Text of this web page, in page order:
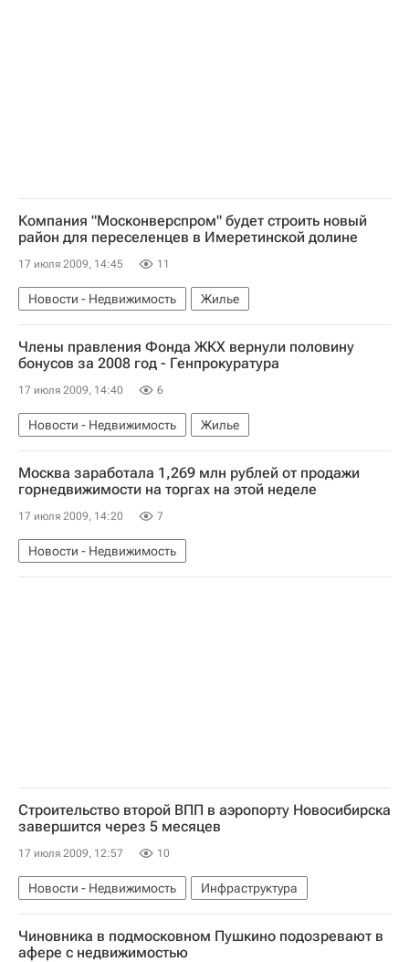
Компания "Москонверспром" будет строить новый
район для переселенцев в Имеретинской долине
17 июля 2009, 14:45 11
Новости - Недвижимость Жилье
Члены правления Фонда ЖКХ вернули половину
бонусов за 2008 год - Генпрокуратура
17 июля 2009, 14:40 6
Новости - Недвижимость Жилье
Москва заработала 1,269 млн рублей от продажи
горнедвижимости на торгах на этой неделе
17 июля 2009, 14:20 7
Новости - Недвижимость
Строительство второй ВПП в аэропорту Новосибирска
завершится через 5 месяцев
17 июля 2009, 12:57 10
Новости - Недвижимость Инфраструктура
Чиновника в подмосковном Пушкино подозревают в
афере с недвижимостью